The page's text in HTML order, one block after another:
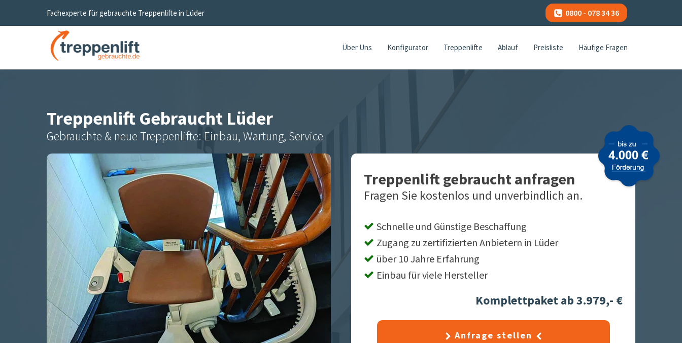
Fachexperte für gebrauchte Treppenlifte in Lüder 0800 - 078 34 36
Über Uns Konfigurator Treppenlifte Ablauf Preisliste Häufige Fragen
Treppenlift Gebraucht Lüder
Gebrauchte & neue Treppenlifte: Einbau, Wartung, Service
Treppenlift gebraucht anfragen
Fragen Sie kostenlos und unverbindlich an.
Schnelle und Günstige Beschaffung
Zugang zu zertifizierten Anbietern in Lüder
über 10 Jahre Erfahrung
Einbau für viele Hersteller
Komplettpaket ab 3.979,- €
Anfrage stellen